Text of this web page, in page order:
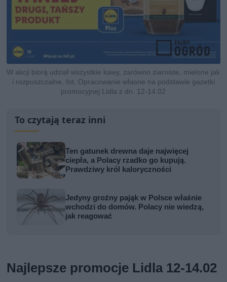
W akcji biorą udział wszystkie kawy, zarówno ziarniste, mielone jak
i rozpuszczalne, fot. Opracowanie własne na podstawie gazetki
promocyjnej Lidla z dn. 12-14.02
To czytają teraz inni
Ten gatunek drewna daje najwięcej
ciepła, a Polacy rzadko go kupują.
Prawdziwy król kaloryczności
Jedyny groźny pająk w Polsce właśnie
wchodzi do domów. Polacy nie wiedzą,
jak reagować
Najlepsze promocje Lidla 12-14.02